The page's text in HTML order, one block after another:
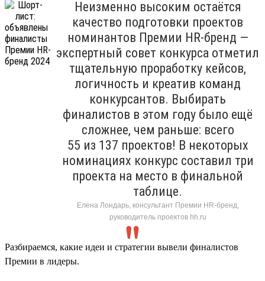
Неизменно высоким остаётся
качество подготовки проектов
номинантов Премии HR-бренд —
экспертный совет конкурса отметил
тщательную проработку кейсов,
логичность и креатив команд
конкурсантов. Выбирать
финалистов в этом году было ещё
сложнее, чем раньше: всего
55 из 137 проектов! В некоторых
номинациях конкурс составил три
проекта на место в финальной
таблице.
Елена Лондарь, консультант Премии HR-бренд,
руководитель проектов hh.ru
Разбираемся, какие идеи и стратегии вывели финалистов
Премии в лидеры.